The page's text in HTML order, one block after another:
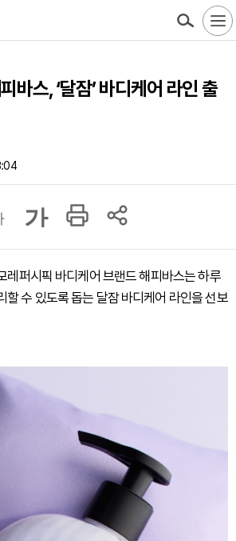
바스, ‘달잠’ 바디케어 라인 출
가
레퍼시픽 바디케어 브랜드 해피바스는 하루
할 수 있도록 돕는 달잠 바디케어 라인을 선보